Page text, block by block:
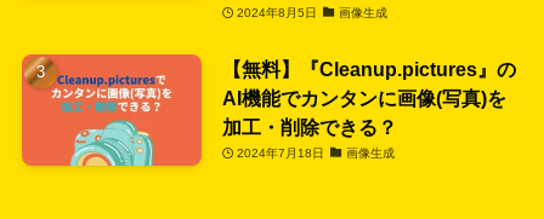
2024年8月5日 画像生成
【無料】『Cleanup.pictures』の
AI機能でカンタンに画像(写真)を
加工・削除できる？
2024年7月18日 画像生成